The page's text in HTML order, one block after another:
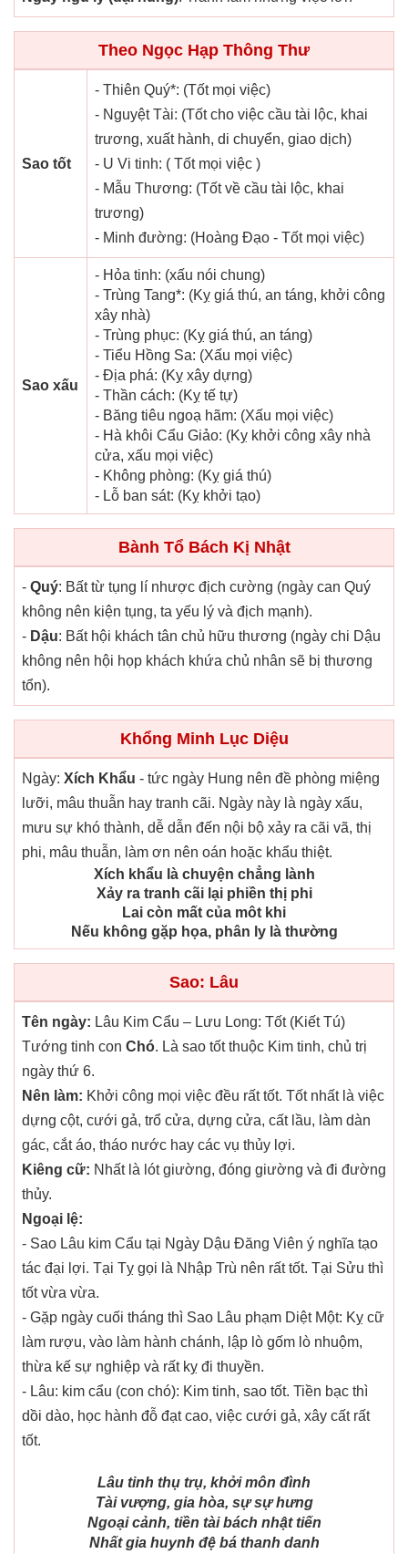
Theo Ngọc Hạp Thông Thư
Sao tốt
- Thiên Quý*: (Tốt mọi việc)
- Nguyệt Tài: (Tốt cho việc cầu tài lộc, khai
trương, xuất hành, di chuyển, giao dịch)
- U Vi tinh: ( Tốt mọi việc )
- Mẫu Thương: (Tốt về cầu tài lộc, khai
trương)
- Minh đường: (Hoàng Đạo - Tốt mọi việc)
Sao xấu
- Hỏa tinh: (xấu nói chung)
- Trùng Tang*: (Kỵ giá thú, an táng, khởi công
xây nhà)
- Trùng phục: (Kỵ giá thú, an táng)
- Tiểu Hồng Sa: (Xấu mọi việc)
- Địa phá: (Kỵ xây dựng)
- Thần cách: (Kỵ tế tự)
- Băng tiêu ngoạ hãm: (Xấu mọi việc)
- Hà khôi Cẩu Giảo: (Kỵ khởi công xây nhà
cửa, xấu mọi việc)
- Không phòng: (Kỵ giá thú)
- Lỗ ban sát: (Kỵ khởi tạo)
Bành Tổ Bách Kị Nhật
- Quý: Bất từ tụng lí nhược địch cường (ngày can Quý
không nên kiện tụng, ta yếu lý và địch mạnh).
- Dậu: Bất hội khách tân chủ hữu thương (ngày chi Dậu
không nên hội họp khách khứa chủ nhân sẽ bị thương
tổn).
Khổng Minh Lục Diệu
Ngày: Xích Khẩu - tức ngày Hung nên đề phòng miệng
lưỡi, mâu thuẫn hay tranh cãi. Ngày này là ngày xấu,
mưu sự khó thành, dễ dẫn đến nội bộ xảy ra cãi vã, thị
phi, mâu thuẫn, làm ơn nên oán hoặc khẩu thiệt.
Xích khẩu là chuyện chẳng lành
Xảy ra tranh cãi lại phiền thị phi
Lai còn mất của môt khi
Nếu không gặp họa, phân ly là thường
Sao: Lâu
Tên ngày: Lâu Kim Cẩu – Lưu Long: Tốt (Kiết Tú)
Tướng tinh con Chó. Là sao tốt thuộc Kim tinh, chủ trị
ngày thứ 6.
Nên làm: Khởi công mọi việc đều rất tốt. Tốt nhất là việc
dựng cột, cưới gả, trổ cửa, dựng cửa, cất lầu, làm dàn
gác, cắt áo, tháo nước hay các vụ thủy lợi.
Kiêng cữ: Nhất là lót giường, đóng giường và đi đường
thủy.
Ngoại lệ:
- Sao Lâu kim Cẩu tại Ngày Dậu Đăng Viên ý nghĩa tạo
tác đại lợi. Tại Tỵ gọi là Nhập Trù nên rất tốt. Tại Sửu thì
tốt vừa vừa.
- Gặp ngày cuối tháng thì Sao Lâu phạm Diệt Một: Kỵ cữ
làm rượu, vào làm hành chánh, lập lò gốm lò nhuộm,
thừa kế sự nghiệp và rất kỵ đi thuyền.
- Lâu: kim cẩu (con chó): Kim tinh, sao tốt. Tiền bạc thì
dồi dào, học hành đỗ đạt cao, việc cưới gả, xây cất rất
tốt.
Lâu tinh thụ trụ, khởi môn đình
Tài vượng, gia hòa, sự sự hưng
Ngoại cảnh, tiền tài bách nhật tiến
Nhất gia huynh đệ bá thanh danh